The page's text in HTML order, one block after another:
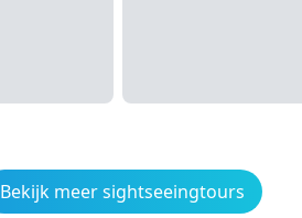
Bekijk meer sightseeingtours